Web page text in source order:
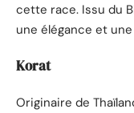
cette race. Issu du
une élégance et
Korat
Originaire de